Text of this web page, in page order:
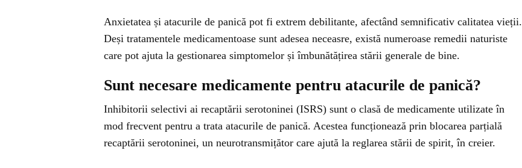
Anxietatea și atacurile de panică pot fi extrem debilitante, afectând semnificativ calitatea vieții.
Deși tratamentele medicamentoase sunt adesea neceasre, există numeroase remedii naturiste
care pot ajuta la gestionarea simptomelor și îmbunătățirea stării generale de bine.
Sunt necesare medicamente pentru atacurile de panică?
Inhibitorii selectivi ai recaptării serotoninei (ISRS) sunt o clasă de medicamente utilizate în
mod frecvent pentru a trata atacurile de panică. Acestea funcționează prin blocarea parțială
recaptării serotoninei, un neurotransmițător care ajută la reglarea stării de spirit, în creier.